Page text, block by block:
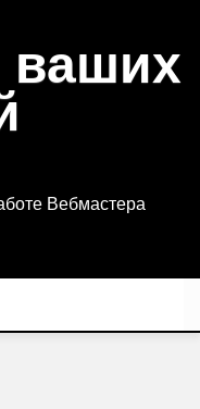
ваших
Вебмастера